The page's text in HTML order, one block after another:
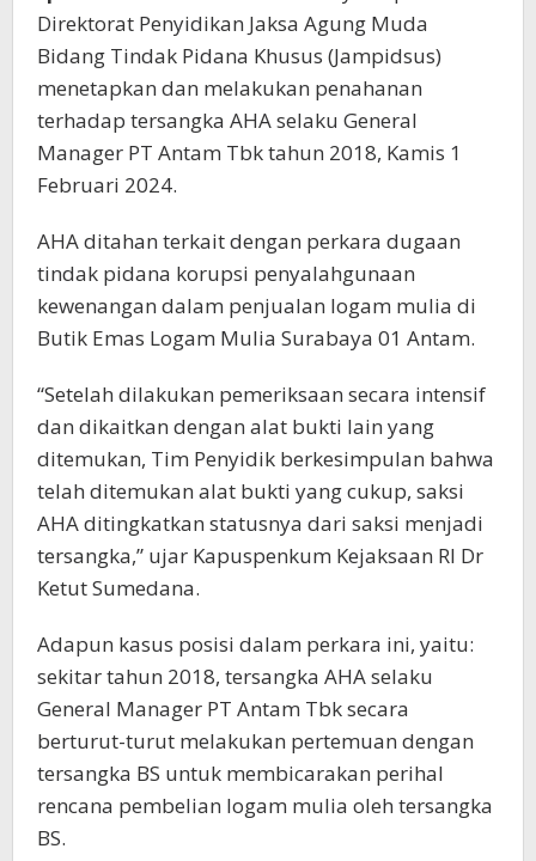
Rp
1,26
Triliun
Direktorat Penyidikan Jaksa Agung Muda
Bidang Tindak Pidana Khusus (Jampidsus)
menetapkan dan melakukan penahanan
terhadap tersangka AHA selaku General
Manager PT Antam Tbk tahun 2018, Kamis 1
Februari 2024.
AHA ditahan terkait dengan perkara dugaan
tindak pidana korupsi penyalahgunaan
kewenangan dalam penjualan logam mulia di
Butik Emas Logam Mulia Surabaya 01 Antam.
“Setelah dilakukan pemeriksaan secara intensif
dan dikaitkan dengan alat bukti lain yang
ditemukan, Tim Penyidik berkesimpulan bahwa
telah ditemukan alat bukti yang cukup, saksi
AHA ditingkatkan statusnya dari saksi menjadi
tersangka,” ujar Kapuspenkum Kejaksaan RI Dr
Ketut Sumedana.
Adapun kasus posisi dalam perkara ini, yaitu:
sekitar tahun 2018, tersangka AHA selaku
General Manager PT Antam Tbk secara
berturut-turut melakukan pertemuan dengan
tersangka BS untuk membicarakan perihal
rencana pembelian logam mulia oleh tersangka
BS.